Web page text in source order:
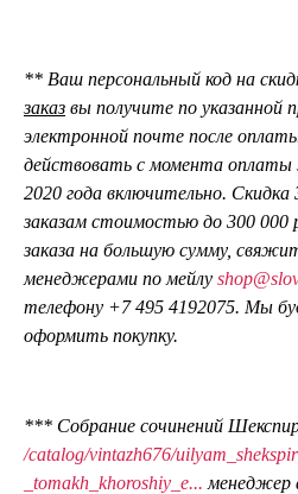
** Ваш персональный код на
заказ вы получите по указанной
электронной почте после
действовать с момента оплаты
2020 года включительно. Скидка
заказам стоимостью до 300 000
заказа на большую сумму,
менеджерами по мейлу
телефону +7 495 4192075. Мы
оформить покупку.
*** Собрание сочинений
/catalog/vintazh676/
_tomakh_khoroshiy_e... менеджер